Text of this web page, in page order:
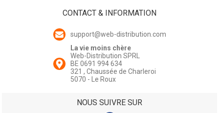
CONTACT & INFORMATION
support@web-distribution.com
La vie moins chère
Web-Distribution SPRL
BE 0691 994 634
321 , Chaussée de Charleroi
5070 - Le Roux
NOUS SUIVRE SUR